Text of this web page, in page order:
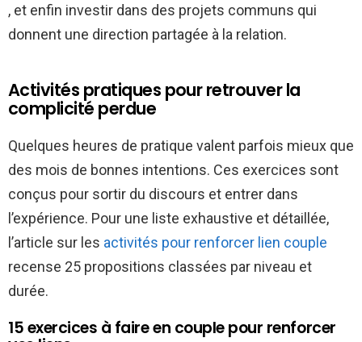
, et enfin investir dans des projets communs qui
donnent une direction partagée à la relation.
Activités pratiques pour retrouver la
complicité perdue
Quelques heures de pratique valent parfois mieux que
des mois de bonnes intentions. Ces exercices sont
conçus pour sortir du discours et entrer dans
l’expérience. Pour une liste exhaustive et détaillée,
l’article sur les activités pour renforcer lien couple
recense 25 propositions classées par niveau et
durée.
15 exercices à faire en couple pour renforcer